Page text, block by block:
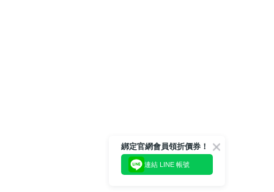
綁定官網會員領折價券！
連結 LINE 帳號